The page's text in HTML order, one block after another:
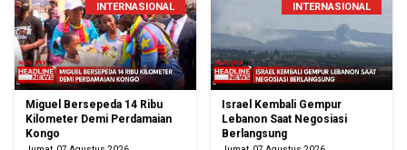
INTERNASIONAL
Miguel Bersepeda 14 Ribu
Kilometer Demi Perdamaian
Kongo
INTERNASIONAL
Israel Kembali Gempur
Lebanon Saat Negosiasi
Berlangsung